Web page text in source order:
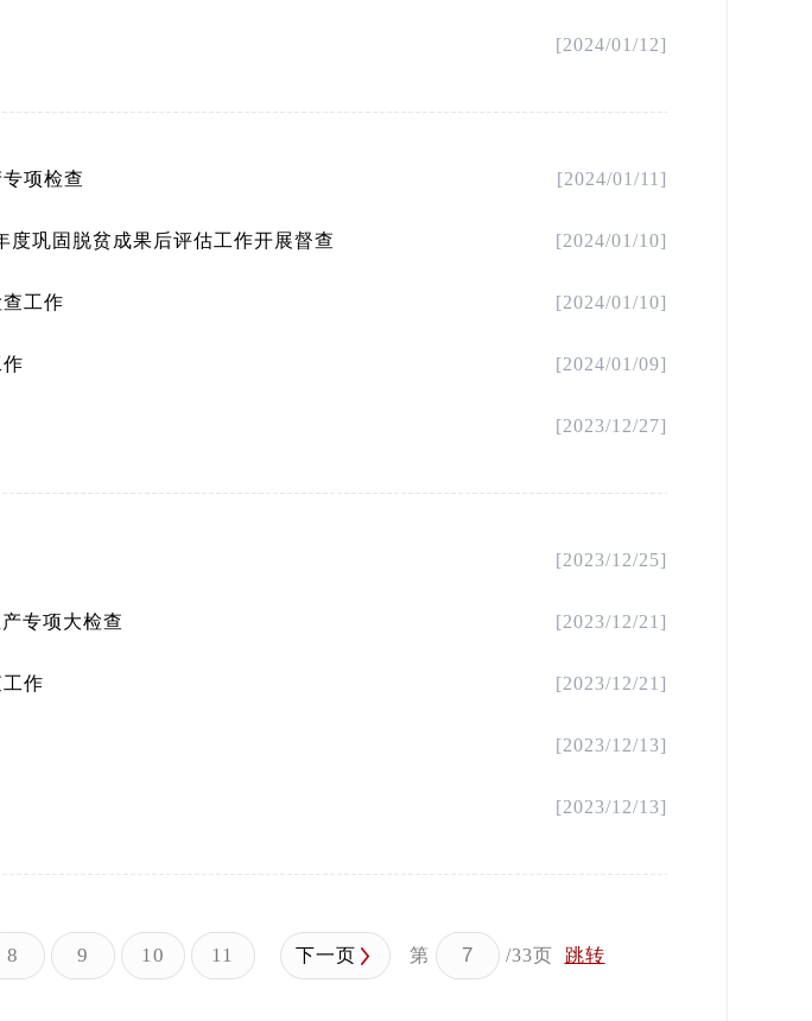
[2024/01/12]
项检查 [2024/01/11]
度巩固脱贫成果后评估工作开展督查 [2024/01/10]
工作 [2024/01/10]
[2024/01/09]
[2023/12/27]
[2023/12/25]
专项大检查 [2023/12/21]
作 [2023/12/21]
[2023/12/13]
[2023/12/13]
8 9 10 11 下一页 第 /33页 跳转